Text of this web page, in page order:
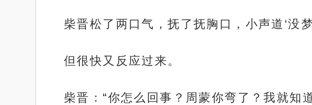
柴晋松了两口气，抚了抚胸口，小声道‘没梦
但很快又反应过来。
柴晋：“你怎么回事？周蒙你弯了？我就知